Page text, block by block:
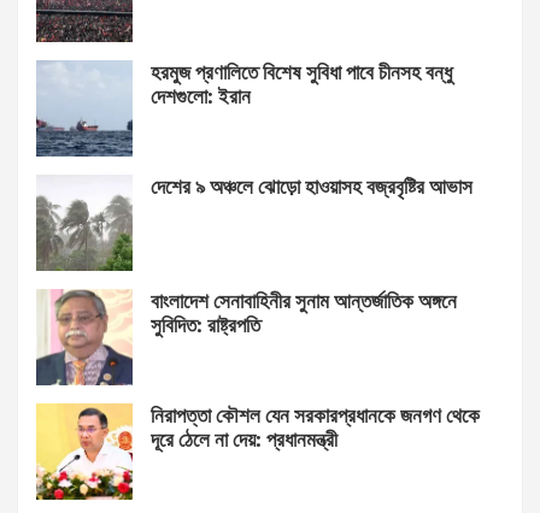
হরমুজ প্রণালিতে বিশেষ সুবিধা পাবে চীনসহ বন্ধু
দেশগুলো: ইরান
দেশের ৯ অঞ্চলে ঝোড়ো হাওয়াসহ বজ্রবৃষ্টির আভাস
বাংলাদেশ সেনাবাহিনীর সুনাম আন্তর্জাতিক অঙ্গনে
সুবিদিত: রাষ্ট্রপতি
নিরাপত্তা কৌশল যেন সরকারপ্রধানকে জনগণ থেকে
দূরে ঠেলে না দেয়: প্রধানমন্ত্রী